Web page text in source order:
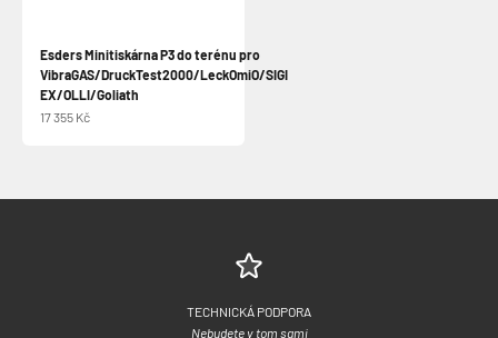
Esders Minitiskárna P3 do terénu pro
VibraGAS/DruckTest2000/LeckOmiO/SIGI
EX/OLLI/Goliath
Prodejní cena
17 355 Kč
TECHNICKÁ PODPORA
Nebudete v tom sami